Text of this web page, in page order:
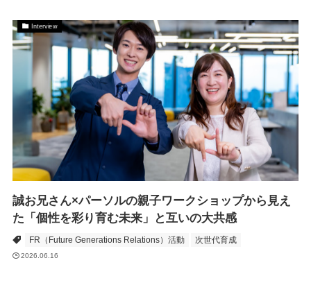
Interview
誠お兄さん×パーソルの親子ワークショップから見え
た「個性を彩り育む未来」と互いの大共感
FR（Future Generations Relations）活動 次世代育成
2026.06.16